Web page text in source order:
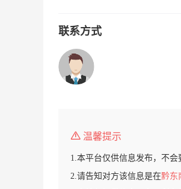
联系方式
温馨提示
1.本平台仅供信息发布，不会
2.请告知对方该信息是在黔东